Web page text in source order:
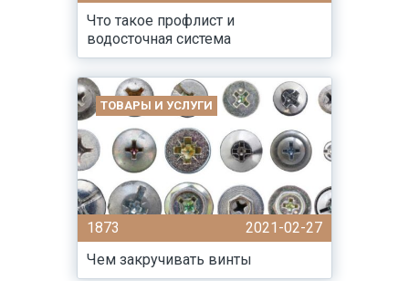
Что такое профлист и
водосточная система
ТОВАРЫ И УСЛУГИ
1873
2021-02-27
Чем закручивать винты